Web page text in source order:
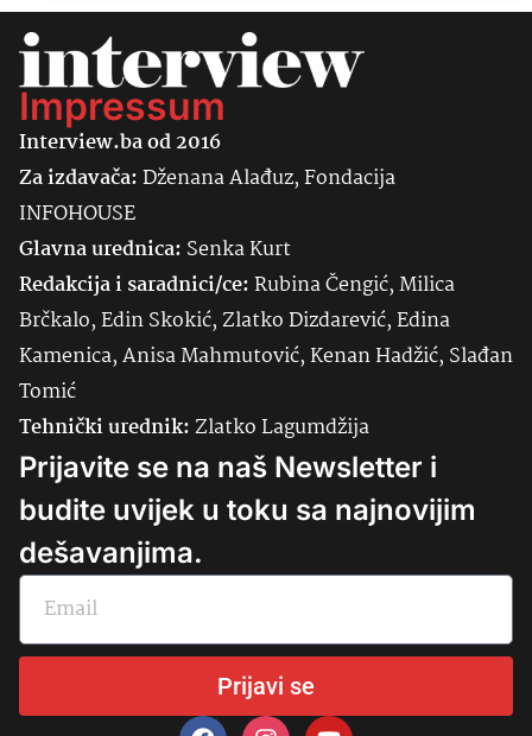
Impressum
Interview.ba od 2016
Za izdavača:Dženana Alađuz, Fondacija
INFOHOUSE
Glavna urednica: SenkaKurt
Redakcija i saradnici/ce:Rubina Čengić, Milica
Brčkalo, Edin Skokić, Zlatko Dizdarević, Edina
Kamenica, Anisa Mahmutović, Kenan Hadžić, Slađan
Tomić
Tehnički urednik:Zlatko Lagumdžija
Prijavite se na naš Newsletter i
budite uvijek u toku sa najnovijim
dešavanjima.
Prijavi se